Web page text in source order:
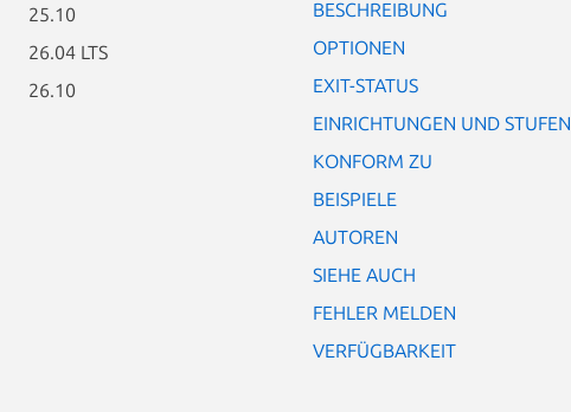
25.10
26.04 LTS
26.10
BESCHREIBUNG
OPTIONEN
EXIT-STATUS
EINRICHTUNGEN UND STUFEN
KONFORM ZU
BEISPIELE
AUTOREN
SIEHE AUCH
FEHLER MELDEN
VERFÜGBARKEIT